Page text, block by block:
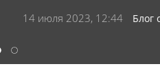
сайта «RT НА РУССКОМ»
2